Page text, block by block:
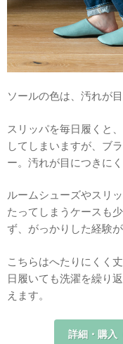
ソールの色は、汚れが
スリッパを毎日履くと
してしまいますが、ブ
ー。汚れが目につきに
ルームシューズやスリ
たってしまうケースも
ず、がっかりした経験
こちらはへたりにくく
日履いても洗濯を繰り
えます。
詳細・購入